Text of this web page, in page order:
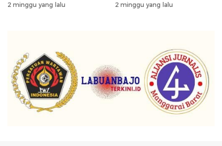
2 minggu yang lalu 2 minggu yang lalu